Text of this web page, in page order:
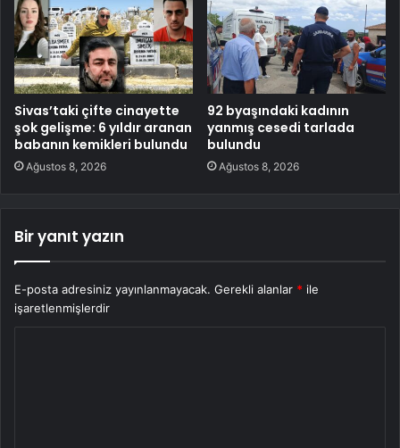
Sivas’taki çifte cinayette
şok gelişme: 6 yıldır aranan
babanın kemikleri bulundu
Ağustos 8, 2026
92 byaşındaki kadının
yanmış cesedi tarlada
bulundu
Ağustos 8, 2026
Bir yanıt yazın
E-posta adresiniz yayınlanmayacak. Gerekli alanlar * ile
işaretlenmişlerdir